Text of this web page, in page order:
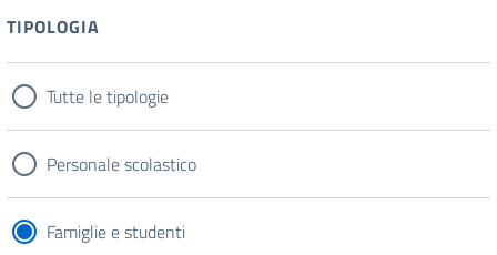
TIPOLOGIA
Tutte le tipologie
Personale scolastico
Famiglie e studenti